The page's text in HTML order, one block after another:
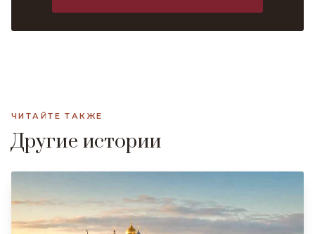
ЧИТАЙТЕ ТАКЖЕ
Другие истории